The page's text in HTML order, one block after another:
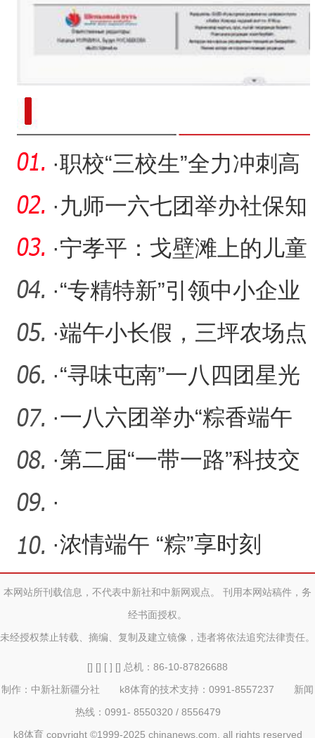
·职校“三校生”全力冲刺高
考
·九师一六七团举办社保知
识讲座
·宁孝平：戈壁滩上的儿童
节
·“专精特新”引领中小企业
高质量发展
·端午小长假，三坪农场点
燃农文旅融合热潮
·“寻味屯南”一八四团星光
夜市第三届美食大赛活动
·一八六团举办“粽香端午
文化传承”活动
·第二届“一带一路”科技交
流大会将在成都举办
·
·浓情端午 “粽”享时刻
本网站所刊载信息，不代表中新社和中新网观点。 刊用本网站稿件，务
经书面授权。
未经授权禁止转载、摘编、复制及建立镜像，违者将依法追究法律责任。
[] [] [ ] [] 总机：86-10-87826688
制作：中新社新疆分社 k8体育的技术支持：0991-8557237 新闻
热线：0991- 8550320 / 8556479
k8体育 copyright ©1999-2025 chinanews.com. all rights reserved